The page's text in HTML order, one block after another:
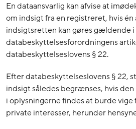
En dataansvarlig kan afvise at
om indsigt fra en registreret, hvis
indsigtsretten kan gøres gældende
databeskyttelsesforordningens
databeskyttelseslovens § 22.
Efter databeskyttelseslovens § 22,
indsigt således begrænses, hvis
i oplysningerne findes at burde
private interesser, herunder